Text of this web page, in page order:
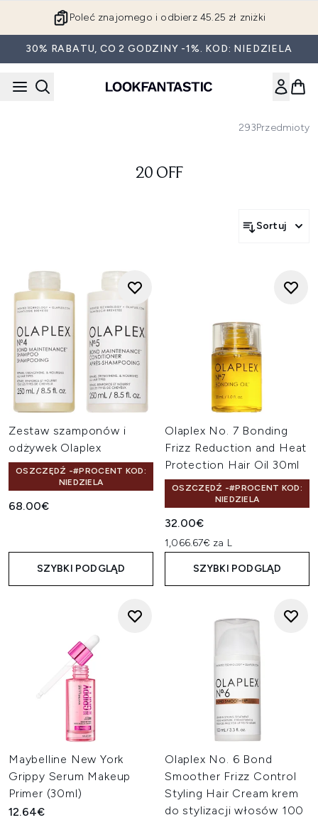
Poleć znajomego i odbierz 45.25 zł zniżki
30% RABATU, CO 2 GODZINY -1%. KOD: NIEDZIELA
293Przedmioty
20 OFF
Sortuj
Zestaw szamponów i
odżywek Olaplex
OSZCZĘDŹ -#PROCENT KOD:
NIEDZIELA
68.00€
SZYBKI PODGLĄD
Olaplex No. 7 Bonding
Frizz Reduction and Heat
Protection Hair Oil 30ml
OSZCZĘDŹ -#PROCENT KOD:
NIEDZIELA
32.00€
1,066.67€ za L
SZYBKI PODGLĄD
Maybelline New York
Grippy Serum Makeup
Primer (30ml)
12.64€
Olaplex No. 6 Bond
Smoother Frizz Control
Styling Hair Cream krem
do stylizacji włosów 100